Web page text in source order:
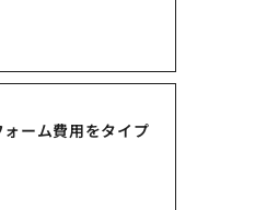
ーム費用をタイプ